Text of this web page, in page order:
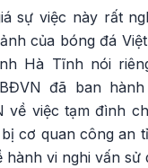
sự việc này rất
của bóng đá
Hà Tĩnh nói
đã ban
về việc tạm đình
cơ quan công an
hành vi nghi vấn sử